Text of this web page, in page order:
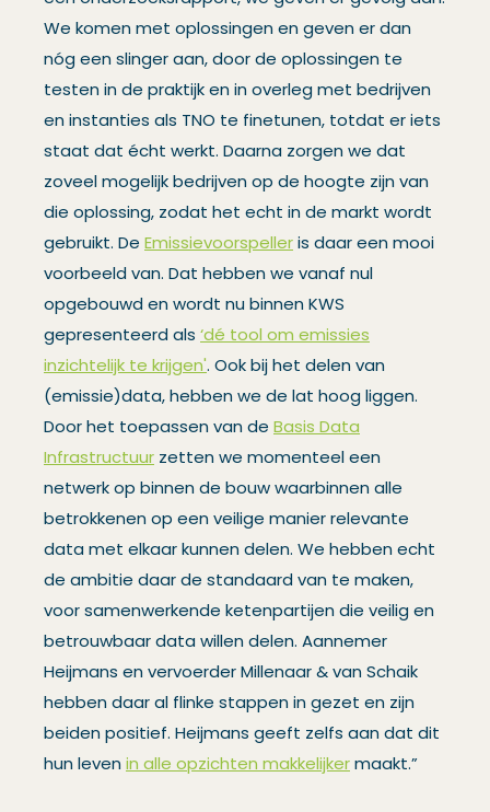
We komen met oplossingen en geven er dan
nóg een slinger aan, door de oplossingen te
testen in de praktijk en in overleg met bedrijven
en instanties als TNO te finetunen, totdat er iets
staat dat écht werkt. Daarna zorgen we dat
zoveel mogelijk bedrijven op de hoogte zijn van
die oplossing, zodat het echt in de markt wordt
gebruikt. De Emissievoorspelleris daar een mooi
voorbeeld van. Dat hebben we vanaf nul
opgebouwd en wordt nu binnen KWS
gepresenteerd als ‘dé tool om emissies
inzichtelijk te krijgen'. Ook bij het delen van
(emissie)data, hebben we de lat hoog liggen.
Door het toepassen van de Basis Data
Infrastructuur zetten we momenteel een
netwerk op binnen de bouw waarbinnen alle
betrokkenen op een veilige manier relevante
data met elkaar kunnen delen. We hebben echt
de ambitie daar de standaard van te maken,
voor samenwerkende ketenpartijen die veilig en
betrouwbaar data willen delen. Aannemer
Heijmans en vervoerder Millenaar & van Schaik
hebben daar al flinke stappen in gezet en zijn
beiden positief. Heijmans geeft zelfs aan dat dit
hun leven in alle opzichten makkelijkermaakt.”